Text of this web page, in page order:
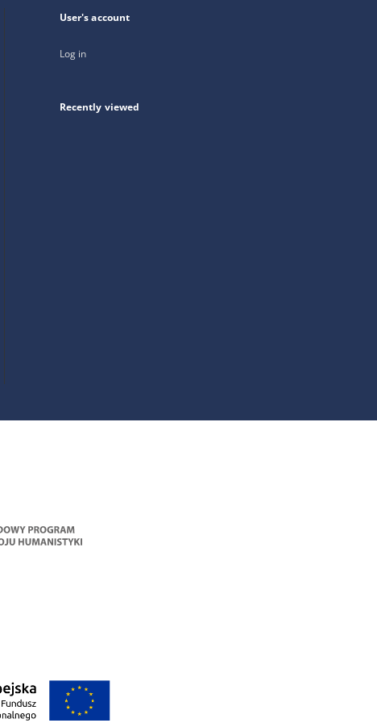
User's account
Log in
Recently viewed